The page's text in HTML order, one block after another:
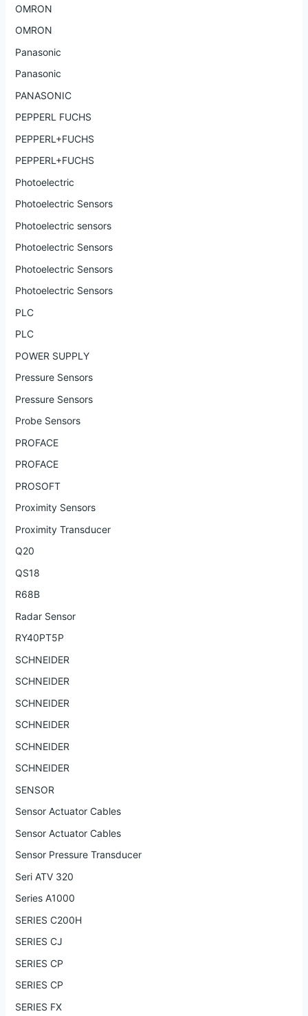
OMRON
OMRON
Panasonic
Panasonic
PANASONIC
PEPPERL FUCHS
PEPPERL+FUCHS
PEPPERL+FUCHS
Photoelectric
Photoelectric Sensors
Photoelectric sensors
Photoelectric Sensors
Photoelectric Sensors
Photoelectric Sensors
PLC
PLC
POWER SUPPLY
Pressure Sensors
Pressure Sensors
Probe Sensors
PROFACE
PROFACE
PROSOFT
Proximity Sensors
Proximity Transducer
Q20
QS18
R68B
Radar Sensor
RY40PT5P
SCHNEIDER
SCHNEIDER
SCHNEIDER
SCHNEIDER
SCHNEIDER
SCHNEIDER
SENSOR
Sensor Actuator Cables
Sensor Actuator Cables
Sensor Pressure Transducer
Seri ATV 320
Series A1000
SERIES C200H
SERIES CJ
SERIES CP
SERIES CP
SERIES FX